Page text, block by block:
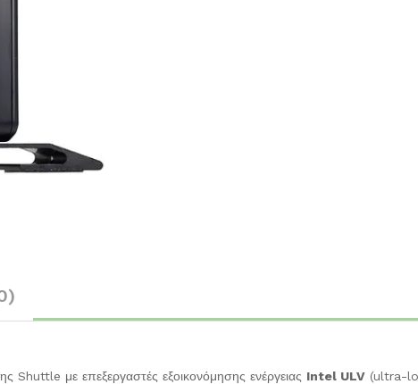
Shuttle με επεξεργαστές εξοικονόμησης ενέργειας Intel ULV (ultra-